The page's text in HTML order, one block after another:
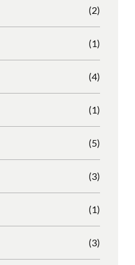
(2)
(1)
(4)
(1)
(5)
(3)
(1)
(3)